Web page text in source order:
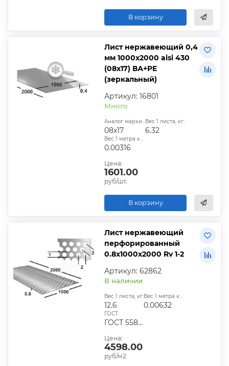
В корзину
Лист нержавеющий 0,4
мм 1000х2000 aisi 430
(08x17) ВА+PE
(зеркальный)
Артикул: 16801
Много
Аналог марки стали:
08x17
Вес 1 листа, кг:
6.32
Вес 1 метра квадратного, т:
0.00316
Цена:
1601.00
руб/шт.
В корзину
Лист нержавеющий
перфорированный
0.8х1000х2000 Rv 1-2
Артикул: 62862
В наличии
Вес 1 листа, кг:
12.6
Вес 1 метра квадратного, т:
0.00632
ГОСТ:
ГОСТ 5582–75;ГОСТ 19903–74;ГОСТ 7350–77;ГОСТ 19904–90
Цена:
4598.00
руб/м2